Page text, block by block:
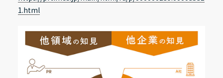
IRカレンダー
電子公告
1.html